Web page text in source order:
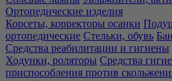
Ортопедические изделия
Корсеты, корректоры осанки
ортопедические Стельки, обувь
Средства реабилитации и гигиены
Ходунки, роляторы Средства
приспособления против